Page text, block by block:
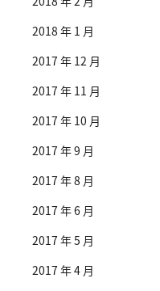
2018 年 1 月
2017 年 12 月
2017 年 11 月
2017 年 10 月
2017 年 9 月
2017 年 8 月
2017 年 6 月
2017 年 5 月
2017 年 4 月